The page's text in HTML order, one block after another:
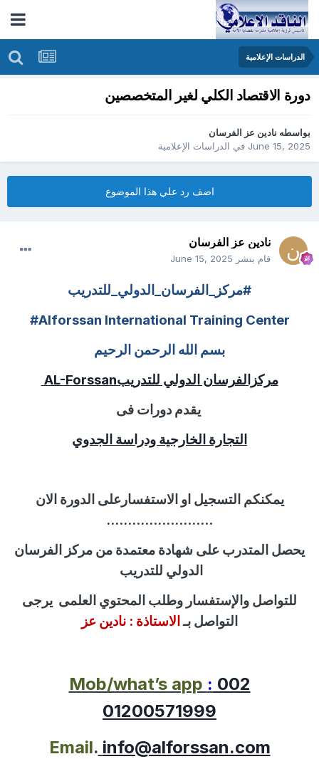
الدراسات الإعلامية
دورة الاقتصاد الكلي لغير المتخصصين
بواسطهنادين عز الفرسان
June 15, 2025في الدراسات الإعلامية
اضف رد علي هذا الموضوع
نادين عز الفرسان
قام بنشر June 15, 2025
#مركز_الفرسان_الدولي_للتدريب
#Alforssan International Training Center
بسم الله الرحمن الرحيم
مركزالفرسان الدولي للتدريبAL-Forssan
يقدم دورات فى
التجارة الخارجية ودراسة الجدوي
يمكنكم التسجيل او الاستفسارعلى الدورة الان
.........................
يحصل المتدرب على شهادة معتمدة من مركز الفرسان
الدولي للتدريب
للتواصل والإستفسار وطلب المحتوي العلمى
يرجى
التواصل بـالاستاذة : نادين عز
Mob/what’s app: 002
01200571999
Email. info@alforssan.com